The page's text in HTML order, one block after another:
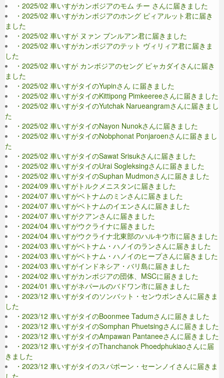
・2025/02 車いすがカンボジアのモム チー さんに届きました
・2025/02 車いすがカンボジアのホング ピィアルット君に届き
ました
・2025/02 車いすが ヌァン ブンルアン君に届きました
・2025/02 車いすがカンボジアのテット ヴィリィア君に届きま
した
・2025/02 車いすが カンボジアのセング ピャカダイさんに届き
ました
・2025/02 車いすがタイのYupinさん に届きました
・2025/02 車いすがタイのKittipong Pimkeereeさんに届きました
・2025/02 車いすがタイのYutchak Narueangramさんに届きまし
た
・2025/02 車いすがタイのNayon Nunokさんに届きました
・2025/02 車いすがタイのNobphonat Ponjaroenさんに届きまし
た
・2025/02 車いすがタイのSawat Srisukさんに届きました
・2025/02 車いすがタイのUrai Sogleksingさんに届きました
・2025/02 車いすがタイのSuphan Mudmonさんに届きました
・2024/09 車いすがトルクメニスタンに届きました
・2024/07 車いすがベトナムのミンさんに届きました
・2024/07 車いすがベトナムのイエンさんに届きました
・2024/07 車いすがクアンさんに届きました
・2024/04 車いすがウクライナに届きました
・2024/04 車いすがウクライナ北東部のハルキウ市に届きました
・2024/03 車いすがベトナム・ハノイのランさんに届きました
・2024/03 車いすがベトナム・ハノイのヒープさんに届きました
・2024/03 車いすがインドネシア・バリ島に届きました
・2024/02 車いすがカンボジアの団体、MSCに届きました
・2024/01 車いすがネパールのバドワン市に届きました
・2023/12 車いすがタイのソンバット・センウボンさんに届きま
した
・2023/12 車いすがタイのBoonmee Tadumさんに届きました
・2023/12 車いすがタイのSomphan Phuetsingさんに届きました
・2023/12 車いすがタイのAmpawan Pantaneeさんに届きました
・2023/12 車いすがタイのThanchanok Phoedphukiaoさんに届
きました
・2023/12 車いすがタイのスパポーン・セーンノイさんに届きま